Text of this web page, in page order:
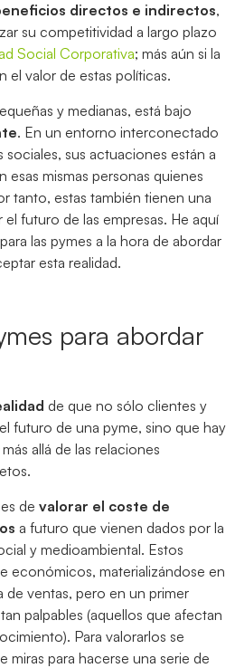
directos e indirectos,
su competitividad a largo plazo
Social Corporativa; más aún si la
el valor de estas políticas.
y medianas, está bajo
. En un entorno interconectado
sus actuaciones están a
esas mismas personas quienes
tanto, estas también tienen una
futuro de las empresas. He aquí
las pymes a la hora de abordar
esta realidad.
para abordar
de que no sólo clientes y
futuro de una pyme, sino que hay
más allá de las relaciones
de valorar el coste de
a futuro que vienen dados por la
y medioambiental. Estos
económicos, materializándose en
de ventas, pero en un primer
palpables (aquellos que afectan
Para valorarlos se
miras para hacerse una serie de